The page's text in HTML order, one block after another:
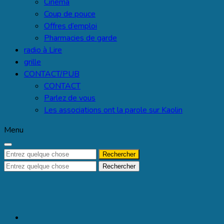
Coup de pouce
Offres d’emploi
Pharmacies de garde
radio à Lire
grille
CONTACT/PUB
CONTACT
Parlez de vous
Les associations ont la parole sur Kaolin
Menu
Recherche
pour :
Recherche